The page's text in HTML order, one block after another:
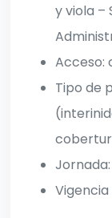
y viola –
Acceso:
Tipo de
Vigencia